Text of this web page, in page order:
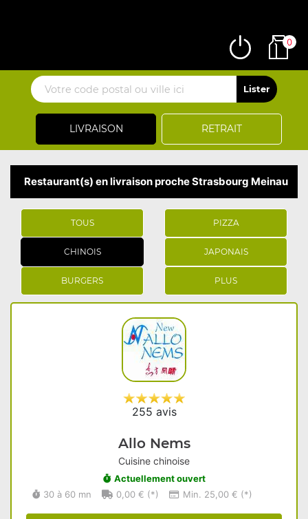
LIVRAISON RETRAIT
0
Restaurant(s) en livraison proche Strasbourg Meinau
TOUS PIZZA
CHINOIS JAPONAIS
BURGERS PLUS
255 avis
Allo Nems
Cuisine chinoise
Actuellement ouvert
30 à 60 mn
0,00 € (*) Min. 25,00 € (*)